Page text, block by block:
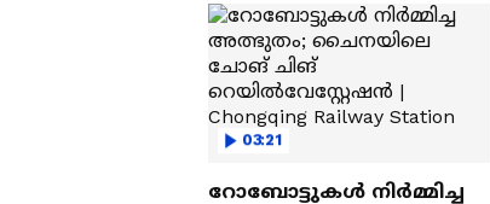
03:21
റോബോട്ടുകൾ നിർമ്മിച്ച